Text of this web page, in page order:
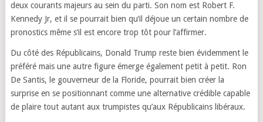
deux courants majeurs au sein du parti. Son nom est Robert F.
Kennedy Jr, et il se pourrait bien qu’il déjoue un certain nombre de
pronostics même s’il est encore trop tôt pour l’affirmer.
Du côté des Républicains, Donald Trump reste bien évidemment le
préféré mais une autre figure émerge également petit à petit. Ron
De Santis, le gouverneur de la Floride, pourrait bien créer la
surprise en se positionnant comme une alternative crédible capable
de plaire tout autant aux trumpistes qu’aux Républicains libéraux.